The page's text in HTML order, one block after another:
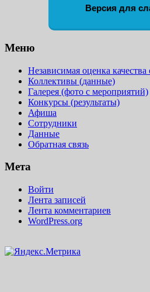
Версия для
Меню
Независимая оценка качества
Коллективы (данные)
Галерея (фото с мероприятий)
Конкурсы (результаты)
Афиша
Сотрудники
Данные
Обратная связь
Мета
Войти
Лента записей
Лента комментариев
WordPress.org